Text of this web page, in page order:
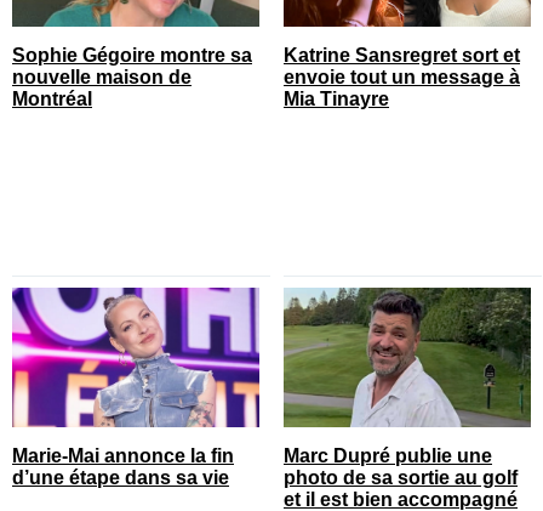
Sophie Gégoire montre sa
nouvelle maison de
Montréal
Katrine Sansregret sort et
envoie tout un message à
Mia Tinayre
Marie-Mai annonce la fin
d’une étape dans sa vie
Marc Dupré publie une
photo de sa sortie au golf
et il est bien accompagné